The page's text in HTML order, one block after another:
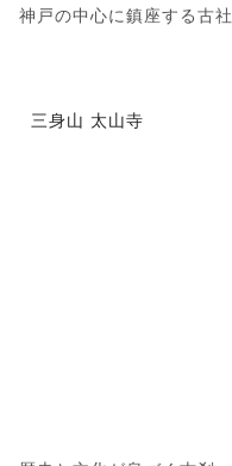
神戸の中心に鎮座する古社
三身山 太山寺